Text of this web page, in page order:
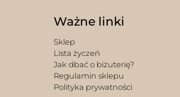
Ważne linki
Sklep
Lista życzeń
Jak dbać o biżuterię?
Regulamin sklepu
Polityka prywatności